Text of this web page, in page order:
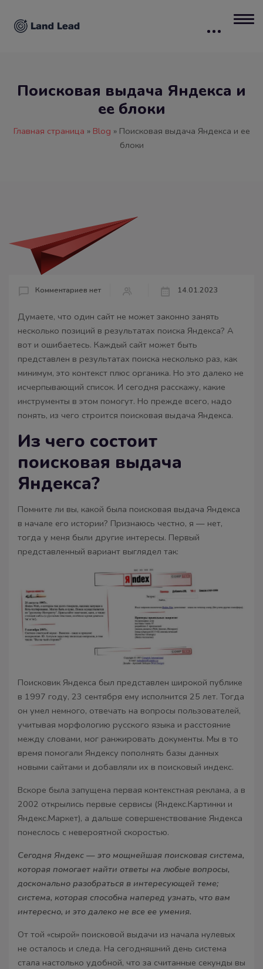
Поисковая выдача Яндекса и
ее блоки
Главная страница » Blog » Поисковая выдача Яндекса и ее
блоки
Комментариев нет 14.01.2023
Думаете, что один сайт не может законно занять
несколько позиций в результатах поиска Яндекса? А
вот и ошибаетесь. Каждый сайт может быть
представлен в результатах поиска несколько раз, как
минимум, это контекст плюс органика. Но это далеко не
исчерпывающий список. И сегодня расскажу, какие
инструменты в этом помогут. Но прежде всего, надо
понять, из чего строится поисковая выдача Яндекса.
Из чего состоит
поисковая выдача
Яндекса?
Помните ли вы, какой была поисковая выдача Яндекса
в начале его истории? Признаюсь честно, я — нет,
тогда у меня были другие интересы. Первый
представленный вариант выглядел так:
Поисковик Яндекса был представлен широкой публике
в 1997 году, 23 сентября ему исполнится 25 лет. Тогда
он умел немного, отвечать на вопросы пользователей,
учитывая морфологию русского языка и расстояние
между словами, мог ранжировать документы. Мы в то
время помогали Яндексу пополнять базы данных
новыми сайтами и добавляли их в поисковый индекс.
Вскоре была запущена первая контекстная реклама, а в
2002 открылись первые сервисы (Яндекс.Картинки и
Яндекс.Маркет), а дальше совершенствование Яндекса
понеслось с невероятной скоростью.
Сегодня Яндекс — это мощнейшая поисковая система,
которая помогает найти ответы на любые вопросы,
досконально разобраться в интересующей теме;
система, которая способна наперед узнать, что вам
интересно, и это далеко не все ее умения.
От той «сырой» поисковой выдачи из начала нулевых
не осталось и следа. На сегодняшний день система
стала настолько удобной, что за считанные секунды вы